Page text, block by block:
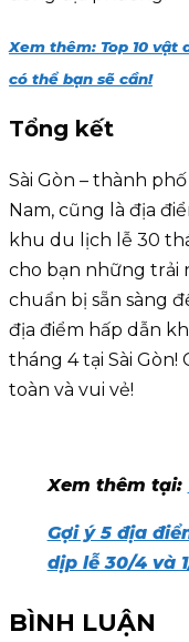
Xem thêm: Top 10
có thể bạn sẽ cần!
Tổng kết
Sài Gòn – thành
Nam, cũng là địa
khu du lịch lễ 30
cho bạn những trải
chuẩn bị sẵn sàng
địa điểm hấp dẫn
tháng 4 tại Sài
toàn và vui vẻ!
Xem thêm tại:
Gợi ý 5 địa
dịp lễ 30/4 và
BÌNH LUẬN